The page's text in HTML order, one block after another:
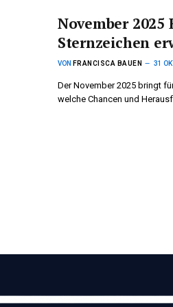
November 2025
Sternzeichen
VON FRANCISCA BAUEN 31
Der November 2025 bringt
welche Chancen und